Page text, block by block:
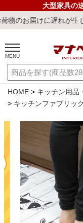
大型家具の
が生じる可能性が
MENU
ご利用ガイド
店舗一覧
よくある質問
キーワード・商品番号
最短発送 冷感ラグ
HOME キッチン用品
キッチンファブリック